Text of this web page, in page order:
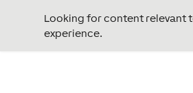
Looking for content relevant
experience.